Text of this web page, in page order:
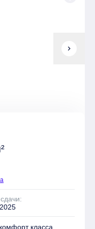
в слующих видах
chevron_right
класса